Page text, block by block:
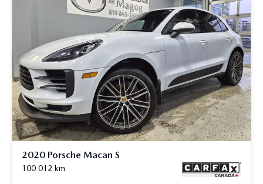
2020 Porsche Macan S
100 012 km